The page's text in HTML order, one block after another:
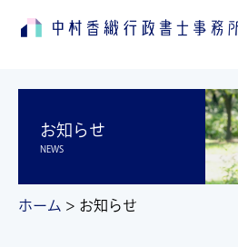
お知らせ
NEWS
ホーム > お知らせ